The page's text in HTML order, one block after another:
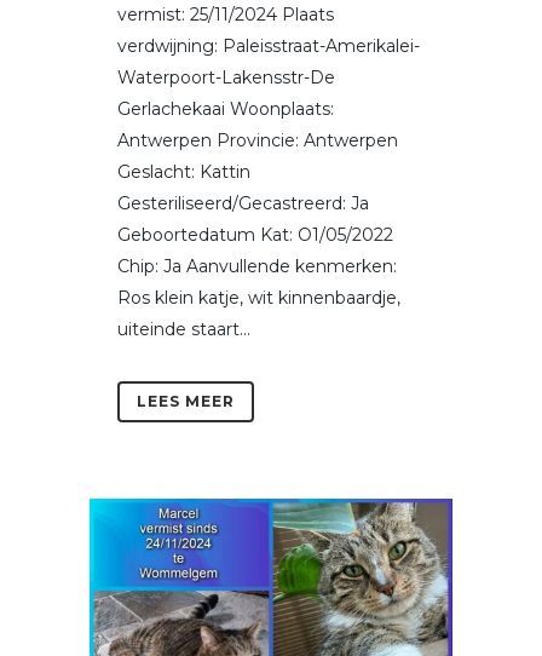
vermist: 25/11/2024 Plaats
verdwijning: Paleisstraat-Amerikalei-
Waterpoort-Lakensstr-De
Gerlachekaai Woonplaats:
Antwerpen Provincie: Antwerpen
Geslacht: Kattin
Gesteriliseerd/Gecastreerd: Ja
Geboortedatum Kat: O1/05/2022
Chip: Ja Aanvullende kenmerken:
Ros klein katje, wit kinnenbaardje,
uiteinde staart...
LEES MEER